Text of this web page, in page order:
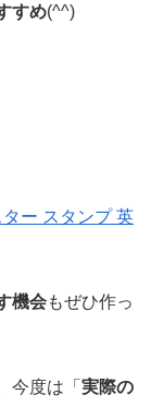
すめ(^^)
ー スタンプ 英
機会もぜひ作っ
今度は「 実際の